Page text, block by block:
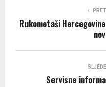
Rukometaši
Servisne